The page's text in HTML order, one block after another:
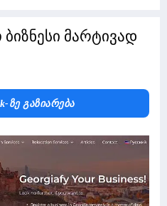
მარტივად
Ზე Გაზიარება